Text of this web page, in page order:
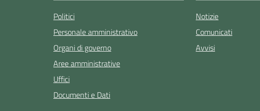
Politici
Personale amministrativo
Organi di governo
Aree amministrative
Uffici
Documenti e Dati
Notizie
Comunicati
Avvisi